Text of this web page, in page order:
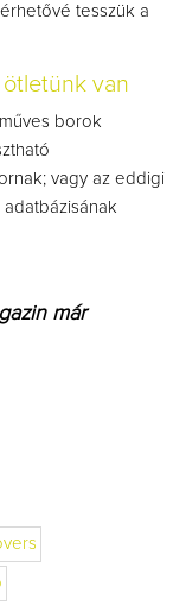
tesszük a
van
borok
vagy az eddigi
már